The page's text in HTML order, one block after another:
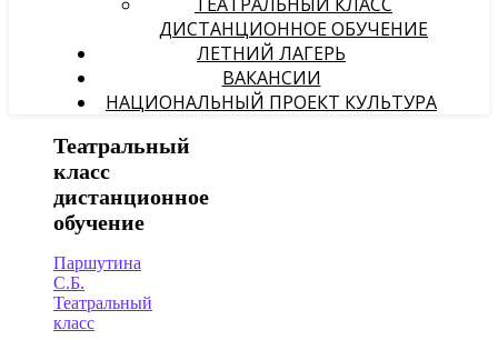
ДИСТАНЦИОННОЕ ОБУЧЕНИЕ
ЛЕТНИЙ ЛАГЕРЬ
ВАКАНСИИ
НАЦИОНАЛЬНЫЙ ПРОЕКТ КУЛЬТУРА
Театральный
класс
дистанционное
обучение
Паршутина
С.Б.
Театральный
класс